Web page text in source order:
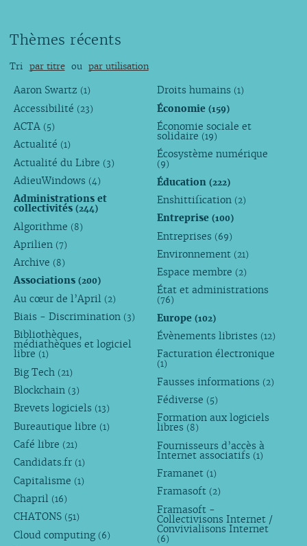
Thèmes récents
Tri par titre ou par utilisation
Aaron Swartz (1)
Accessibilité (23)
ACTA (5)
Actualité (1)
Actualité du Libre (3)
AdieuWindows (4)
Administrations et
collectivités (244)
Algorithme (8)
Aprilien (7)
Archive (8)
Associations (200)
Au cœur de l’April (2)
Biais - Discrimination (3)
Bibliothèques,
médiathèques et logiciel
libre (1)
Big Tech (21)
Blockchain (3)
Brevets logiciels (13)
Bureautique libre (1)
Café libre (21)
Candidats.fr (1)
Capitalisme (1)
Chapril (16)
CHATONS (51)
Cloud computing (6)
Droits humains (1)
Économie(159)
Économie sociale et
solidaire (19)
Écosystème numérique
(9)
Éducation(222)
Enshittification (2)
Entreprise(100)
Entreprises (69)
Environnement (21)
Espace membre (2)
État et administrations
(76)
Europe(102)
Évènements libristes (12)
Facturation électronique
(1)
Fausses informations (2)
Fédiverse (5)
Formation aux logiciels
libres (8)
Fournisseurs d’accès à
Internet associatifs (1)
Framanet (1)
Framasoft (2)
Framasoft -
Collectivisons Internet /
Convivialisons Internet
(6)